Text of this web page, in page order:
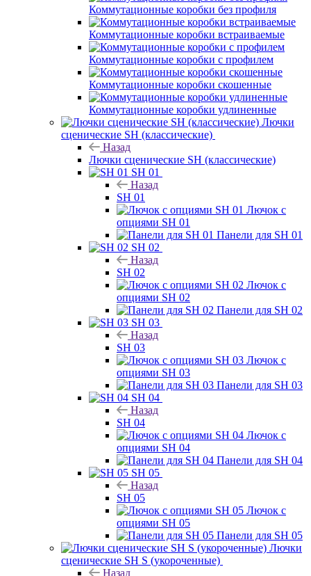
Коммутационные коробки без профиля
Коммутационные коробки встраиваемые
Коммутационные коробки с профилем
Коммутационные коробки скошенные
Коммутационные коробки удлиненные
Лючки
сценические SH (классические)
Назад
Лючки сценические SH (классические)
SH 01
Назад
SH 01
Лючок с
опциями SH 01
Панели для SH 01
SH 02
Назад
SH 02
Лючок с
опциями SH 02
Панели для SH 02
SH 03
Назад
SH 03
Лючок с
опциями SH 03
Панели для SH 03
SH 04
Назад
SH 04
Лючок с
опциями SH 04
Панели для SH 04
SH 05
Назад
SH 05
Лючок с
опциями SH 05
Панели для SH 05
Лючки
сценические SH S (укороченные)
Назад